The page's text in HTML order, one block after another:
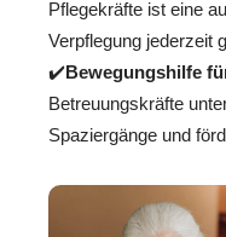
Pflegekräfte ist eine
Verpflegung jederzeit
✔️Bewegungshilfe
Betreuungskräfte
Spaziergänge und